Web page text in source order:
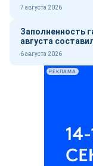
7 августа 2026
Заполненность
августа
6 августа 2026
РЕКЛАМА